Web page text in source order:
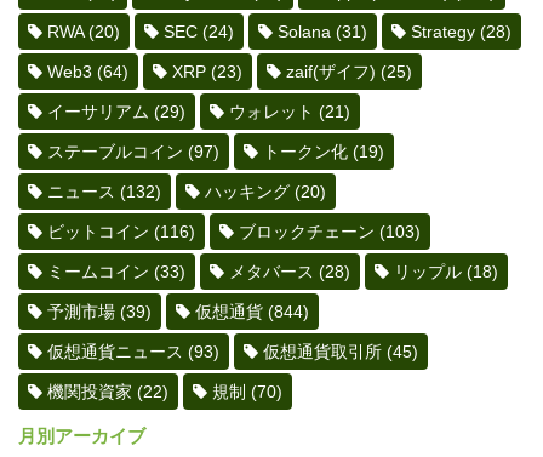
RWA(20) SEC (24) Solana (31) Strategy (28)
Web3 (64) XRP (23) zaif(ザイフ) (25)
イーサリアム (29) ウォレット (21)
ステーブルコイン (97) トークン化 (19)
ニュース (132) ハッキング (20)
ビットコイン (116) ブロックチェーン (103)
ミームコイン (33) メタバース (28) リップル (18)
予測市場 (39) 仮想通貨 (844)
仮想通貨ニュース (93) 仮想通貨取引所 (45)
機関投資家 (22) 規制 (70)
月別アーカイブ